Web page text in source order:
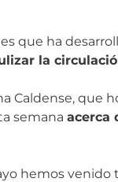
que ha
la
Caldense, que
semana acerca
hemos